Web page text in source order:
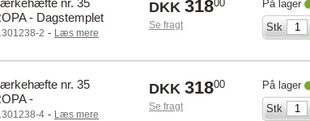
nr. 35
- Dagstemplet
2 - Læs mere
DKK 31800
Se fragt
På lager
Stk
nr. 35
-
4 - Læs mere
DKK 31800
Se fragt
På lager
Stk